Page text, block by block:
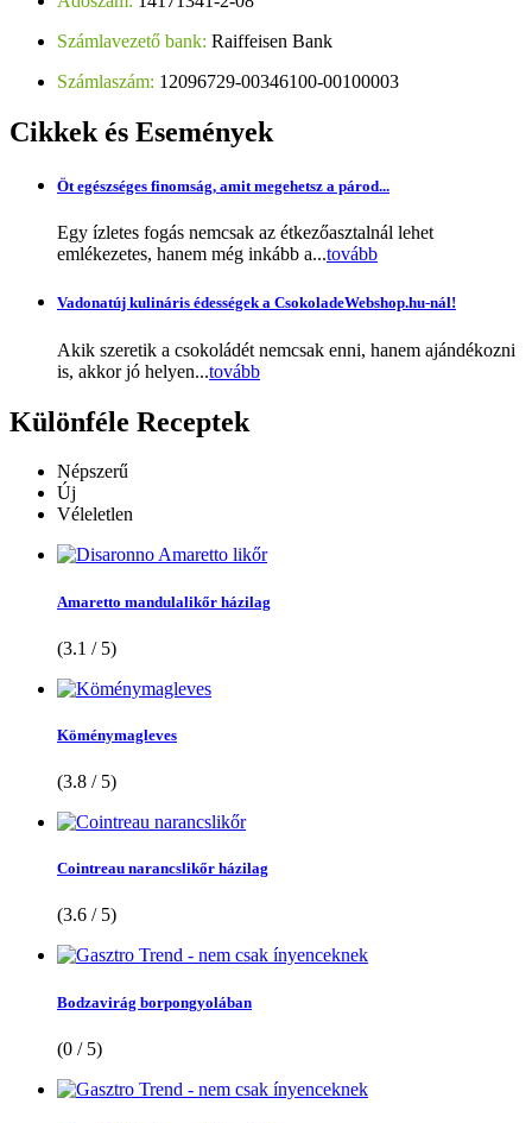
Számlavezető bank: Raiffeisen Bank
Számlaszám: 12096729-00346100-00100003
Cikkek és Események
Öt egészséges finomság, amit megehetsz a párod...
Egy ízletes fogás nemcsak az étkezőasztalnál lehet
emlékezetes, hanem még inkább a...tovább
Vadonatúj kulináris édességek a CsokoladeWebshop.hu-nál!
Akik szeretik a csokoládét nemcsak enni, hanem ajándékozni
is, akkor jó helyen...tovább
Különféle Receptek
Népszerű
Új
Véleletlen
Amaretto mandulalikőr házilag
(3.1 / 5)
Köménymagleves
(3.8 / 5)
Cointreau narancslikőr házilag
(3.6 / 5)
Bodzavirág borpongyolában
(0 / 5)